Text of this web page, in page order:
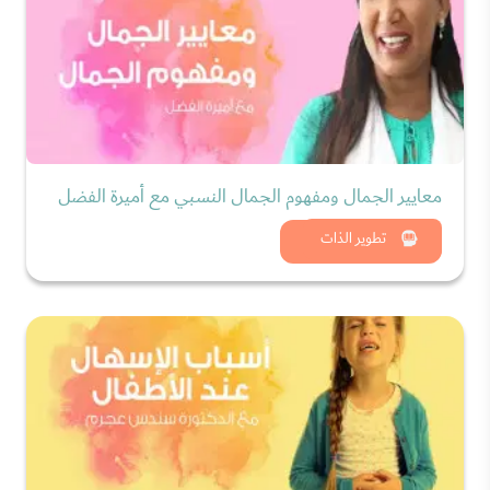
تطوير الذات
معايير الجمال ومفهوم الجمال النسبي مع أميرة الفضل
شاهد الان